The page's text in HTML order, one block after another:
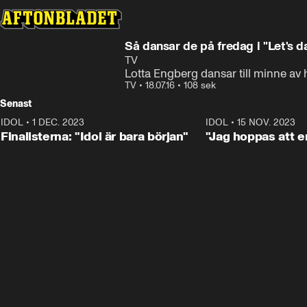
Så dansar de på fredag i "Let's
TV
Lotta Engberg dansar till minne
TV • 18.07.16 • 108 sek
Senast
IDOL • 1 DEC. 2023
Finalisterna: "Idol är bara början"
IDOL• 15 NOV. 2023
"Jag hoppas att